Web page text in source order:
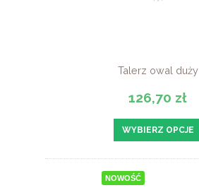
Talerz owal duży
126,70 zł
WYBIERZ OPCJE
NOWOŚĆ